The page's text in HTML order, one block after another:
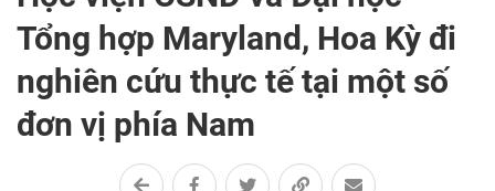
Tổng hợp Maryland, Hoa Kỳ đi
nghiên cứu thực tế tại một số
đơn vị phía Nam